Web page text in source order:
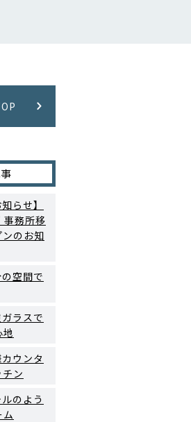
知らせ】
務所移
のお知
空間で
ラスで
ウンタ
ン
のよう